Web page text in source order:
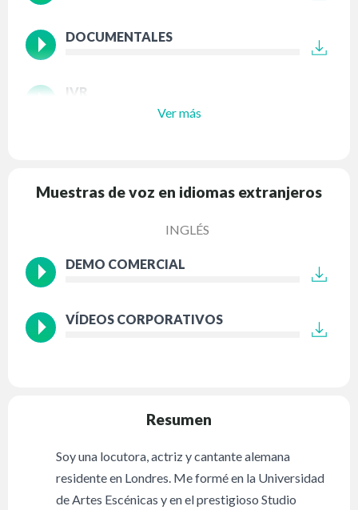
DOCUMENTALES
IVR
Ver más
Muestras de voz en idiomas extranjeros
INGLÉS
DEMO COMERCIAL
VÍDEOS CORPORATIVOS
Resumen
Soy una locutora, actriz y cantante alemana
residente en Londres. Me formé en la Universidad
de Artes Escénicas y en el prestigioso Studio